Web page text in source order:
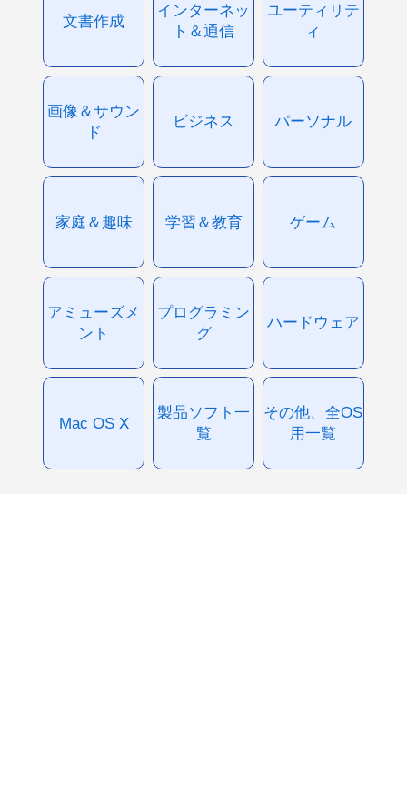
文書作成
インターネッ
ト＆通信
ユーティリテ
ィ
画像＆サウン
ド
ビジネス パーソナル
家庭＆趣味 学習＆教育 ゲーム
アミューズメ
ント
プログラミン
グ
ハードウェア
Mac OS X
製品ソフト一
覧
その他、全OS
用一覧